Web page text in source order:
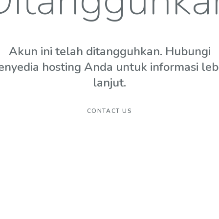
Akun ini telah ditangguhkan. Hubungi
hosting Anda untuk informasi
lanjut.
CONTACT US